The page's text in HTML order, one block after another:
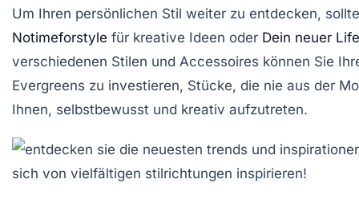
Um Ihren persönlichen Stil weiter zu entdecken,
Notimeforstyle für kreative Ideen oder Dein neuer
verschiedenen Stilen und Accessoires können Sie
Evergreens zu investieren, Stücke, die nie aus der
Ihnen, selbstbewusst und kreativ aufzutreten.